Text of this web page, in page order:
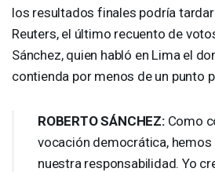
los resultados finales podría
Reuters, el último recuento de
Sánchez, quien habló en Lima el
contienda por menos de un punto
ROBERTOSÁNCHEZ:Como
vocación democrática, hemos
nuestra responsabilidad. Yo